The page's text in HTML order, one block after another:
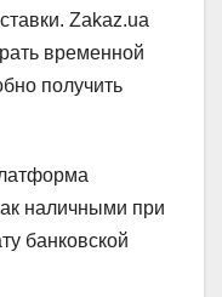
Zakaz.ua
временной
получить
наличными при
банковской